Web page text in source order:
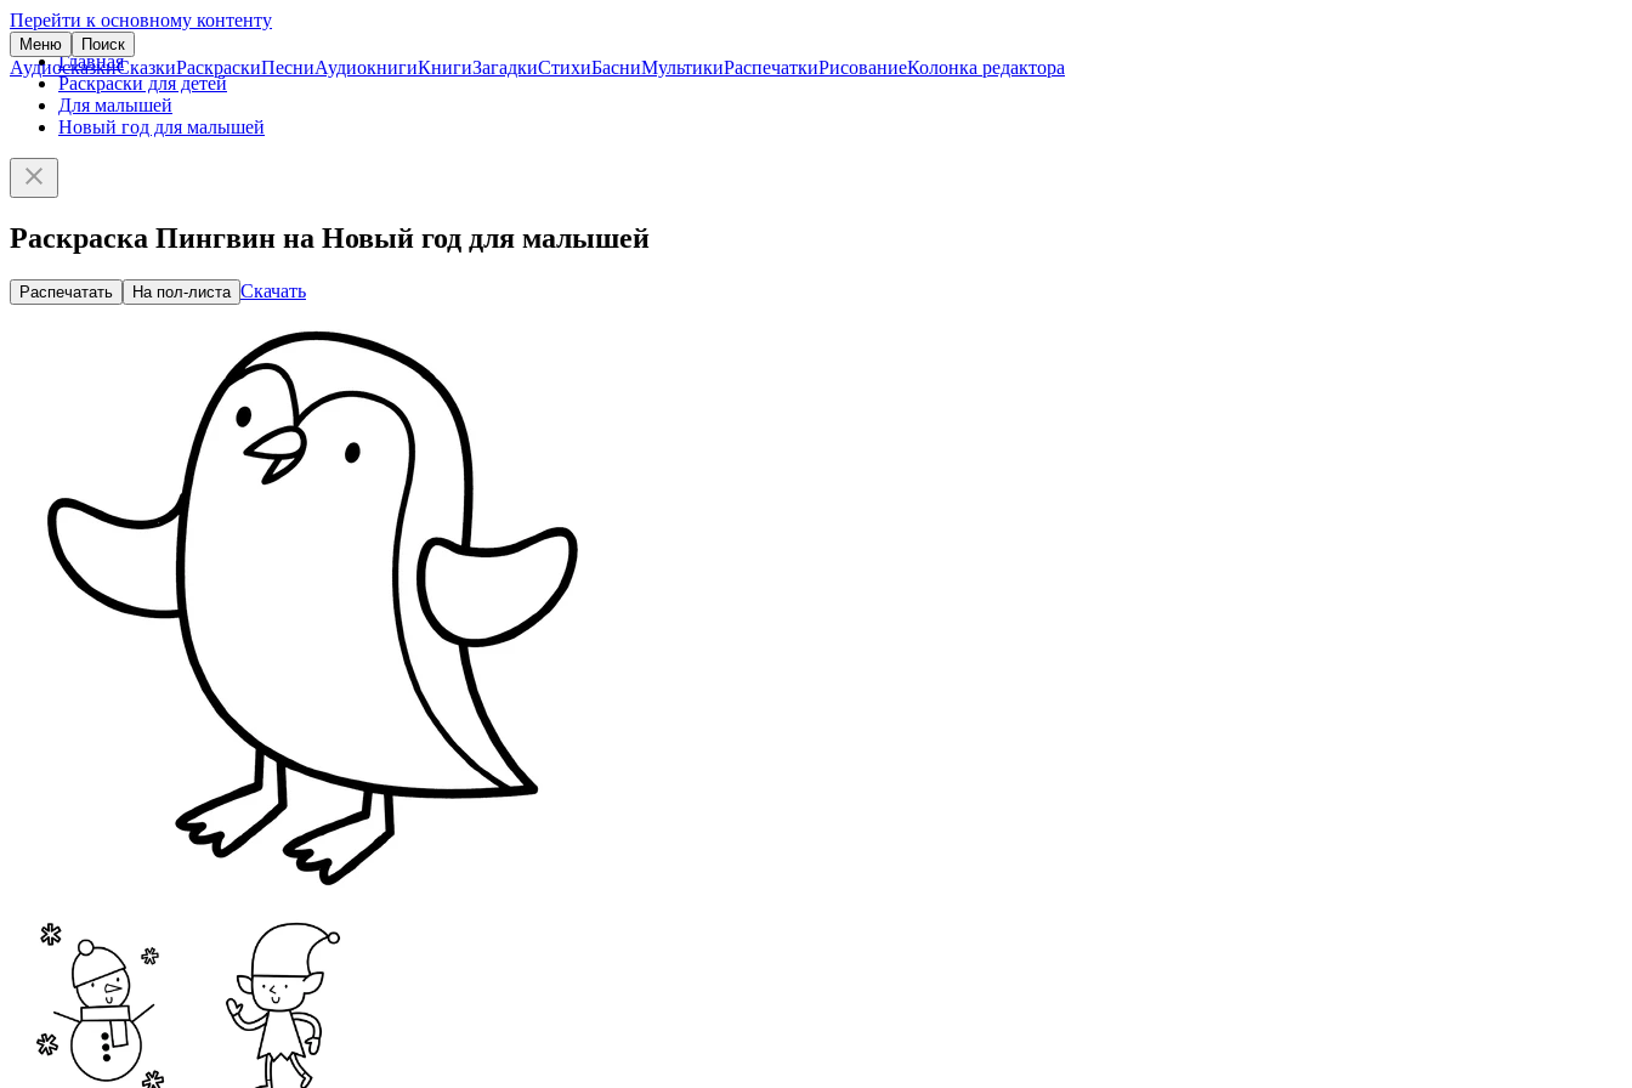
Перейти к основному контенту
Меню Поиск
АудиосказкиСказкиРаскраскиПесниАудиокнигиКнигиЗагадкиСтихиБасниМультикиРаспечаткиРисованиеКолонка редактора
Главная
Раскраски для детей
Для малышей
Новый год для малышей
Раскраска Пингвин на Новый год для малышей
Распечатать На пол-листа Скачать